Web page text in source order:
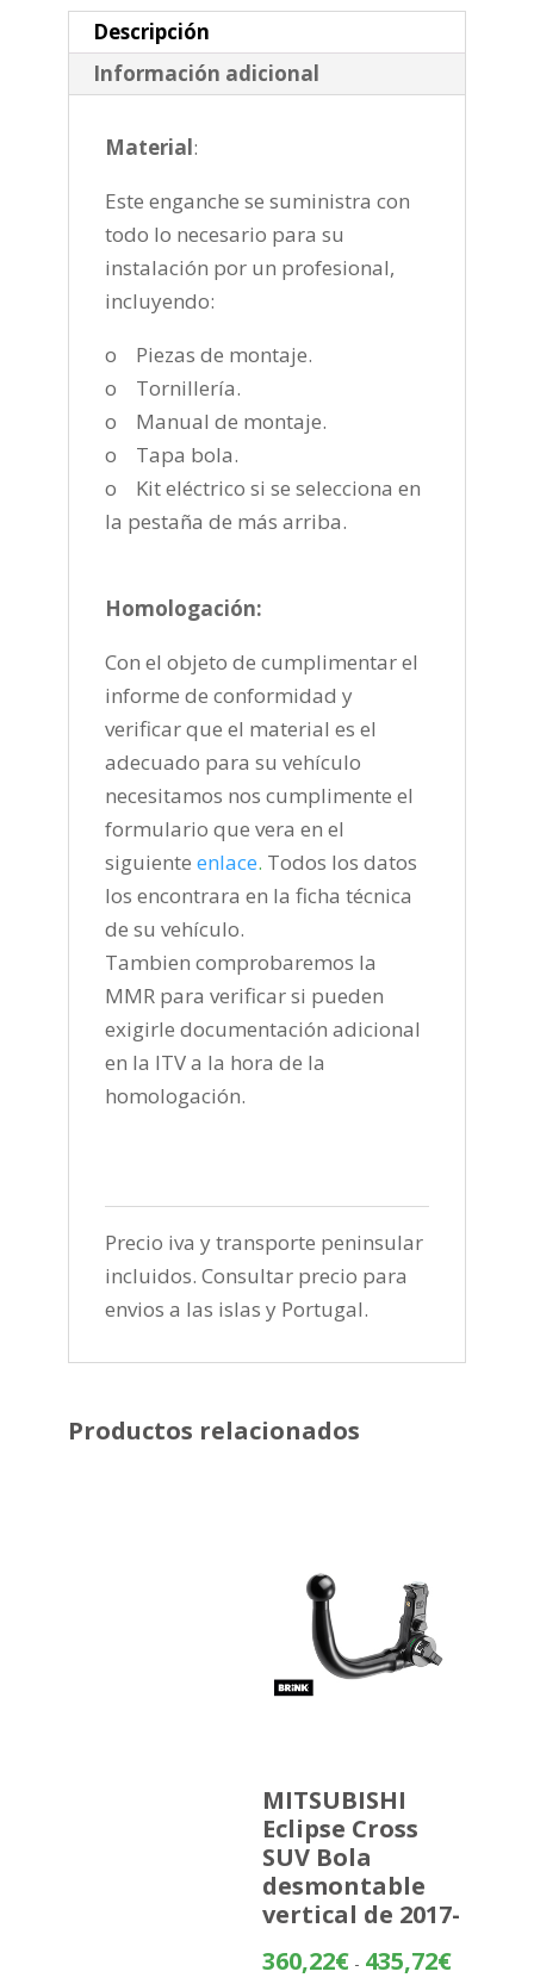
2009-
2013
cantidad
Descripción
Información adicional
Material:
Este enganche se suministra con
todo lo necesario para su
instalación por un profesional,
incluyendo:
o Piezas de montaje.
o Tornillería.
o Manual de montaje.
o Tapa bola.
o Kit eléctrico si se selecciona en
la pestaña de más arriba.
Homologación:
Con el objeto de cumplimentar el
informe de conformidad y
verificar que el material es el
adecuado para su vehículo
necesitamos nos cumplimente el
formulario que vera en el
siguiente enlace. Todos los datos
los encontrara en la ficha técnica
de su vehículo.
Tambien comprobaremos la
MMR para verificar si pueden
exigirle documentación adicional
en la ITV a la hora de la
homologación.
Precio iva y transporte peninsular
incluidos. Consultar precio para
envios a las islas y Portugal.
Productos relacionados
MITSUBISHI
Eclipse Cross
SUV Bola
desmontable
vertical de 2017-
360,22€ - 435,72€Rango